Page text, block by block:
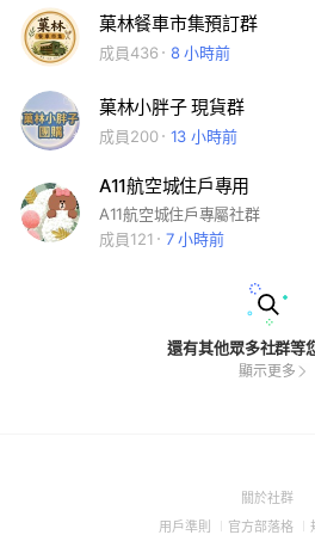
菓林餐車市集預訂群
成員436 8 小時前
菓林小胖子 現貨群
成員200 13 小時前
A11航空城住戶專用
A11航空城住戶專屬社群
成員121
7 小時前
還有其他眾多社群等
顯示更多
關於社群
用戶準則 (Open
官方部落格